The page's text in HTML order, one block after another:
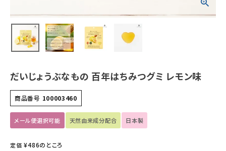
カテゴリーから探す
美容・コスメ・香水
日用品雑貨
フェムケア
インナー・下着・ナイトウェア
だいじょうぶなもの 百年はちみつグミ レモン味
商品番号 100003460
メール便選択可能 天然由来成分配合 日本製
定価 ¥486のところ